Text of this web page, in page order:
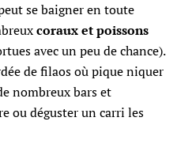
se baigner en toute
coraux et poissons
avec un peu de chance).
de filaos où pique niquer
nombreux bars et
ou déguster un carri les